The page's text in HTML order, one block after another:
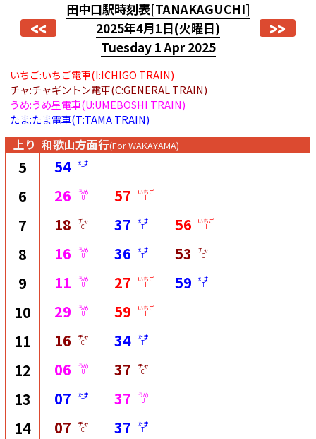
<<
田中口駅時刻表[TANAKAGUCHI]
2025年4月1日(火曜日)
Tuesday 1 Apr 2025
>>
いちご:いちご電車(I:ICHIGO TRAIN)
チャ:チャギントン電車(C:GENERAL TRAIN)
うめ:うめ星電車(U:UMEBOSHI TRAIN)
たま:たま電車(T:TAMA TRAIN)
上り 和歌山方面行(For WAKAYAMA)
5 54 たま
T
6 26 うめ
U 57 いちご
I
7 18 チャ
C 37 たま
T 56 いちご
I
8 16 うめ
U 36 たま
T 53 チャ
C
9 11 うめ
U 27 いちご
I 59 たま
T
10 29 うめ
U 59 いちご
I
11 16 チャ
C 34 たま
T
12 06 うめ
U 37 チャ
C
13 07 たま
T 37 うめ
U
14 07 チャ
C 37 たま
T